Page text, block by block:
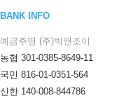
BANK INFO
예금주명 (주)빅앤조이
농협 301-0385-8649-11
국민 816-01-0351-564
신한 140-008-844786